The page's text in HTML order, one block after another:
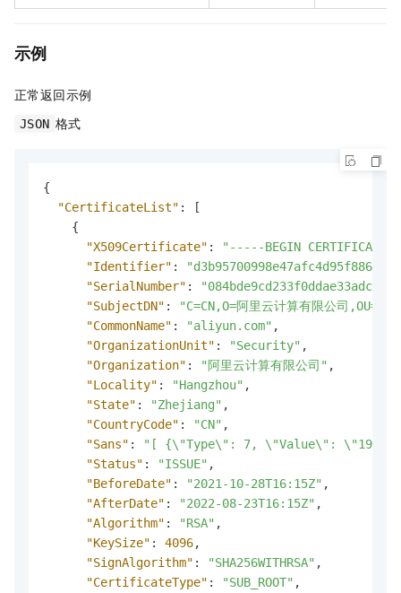
示例
正常返回示例
JSON 格式
{
"CertificateList" :
[
{
"X509Certificate" :
"-----BEGIN
"Identifier" :
"SerialNumber" :
"SubjectDN" :
"C=CN,O=阿里云计算有限公司
"CommonName" : "aliyun.com" ,
"OrganizationUnit" : "Security" ,
"Organization" : "阿里云计算有限公司" ,
"Locality" : "Hangzhou" ,
"State" : "Zhejiang" ,
"CountryCode" : "CN" ,
"Sans" :
"[ {\"Type\": 7, \"Value\":
"Status" : "ISSUE" ,
"BeforeDate" : "2021-10-28T16:15Z" ,
"AfterDate" : "2022-08-23T16:15Z" ,
"Algorithm" : "RSA" ,
"KeySize" : 4096,
"SignAlgorithm" : "SHA256WITHRSA" ,
"CertificateType" : "SUB_ROOT" ,